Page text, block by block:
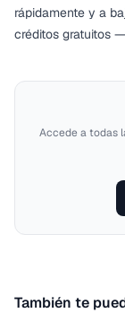
rápidamente y a
créditos gratuitos
Accede a todas
También te